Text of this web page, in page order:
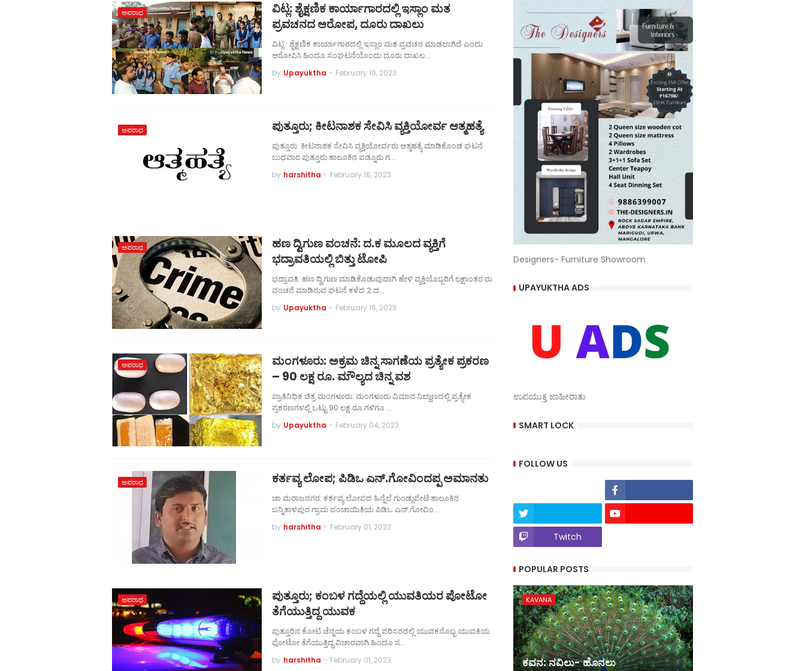
ಅಪರಾಧ
ವಿಟ್ಲ: ಶೈಕ್ಷಣಿಕ ಕಾರ್ಯಾಗಾರದಲ್ಲಿ ಇಸ್ಲಾಂ ಮತ
ಪ್ರವಚನದ ಆರೋಪ, ದೂರು ದಾಖಲು
ವಿಟ್ಲ : ಶೈಕ್ಷಣಿಕ ಕಾರ್ಯಾಗಾರದಲ್ಲಿ ಇಸ್ಲಾಂ ಮತ ಪ್ರವಚನ ಮಾಡಲಾಗಿದೆ ಎಂದು
ಆರೋಪಿಸಿ ಹಿಂದೂ ಸಂಘಟನೆಯೊಂದು ದೂರು ದಾಖಲ…
by Upayuktha - February 19, 2023
ಅಪರಾಧ ಪುತ್ತೂರು; ಕೀಟನಾಶಕ ಸೇವಿಸಿ ವ್ಯಕ್ತಿಯೋರ್ವ ಆತ್ಮಹತ್ಯೆ
ಪುತ್ತೂರು: ಕೀಟನಾಶಕ ಸೇವಿಸಿ ವ್ಯಕ್ತಿಯೋರ್ವರು ಆತ್ಮಹತ್ಯೆ ಮಾಡಿಕೊಂಡ ಘಟನೆ
ಬುಧವಾರ ಪುತ್ತೂರು ತಾಲೂಕಿನ ಪಡ್ನೂರು ಗ…
by harshitha - February 16, 2023
ಅಪರಾಧ
ಹಣ ದ್ವಿಗುಣ ವಂಚನೆ: ದ.ಕ ಮೂಲದ ವ್ಯಕ್ತಿಗೆ
ಭದ್ರಾವತಿಯಲ್ಲಿ ಬಿತ್ತು ಟೋಪಿ
ಭದ್ರಾವತಿ: ಹಣ ದ್ವಿಗುಣ ಮಾಡಿಕೊಡುವುದಾಗಿ ಹೇಳಿ ವ್ಯಕ್ತಿಯೊಬ್ಬರಿಗೆ ಲಕ್ಷಾಂತರ ರು.
ವಂಚನೆ ಮಾಡಿರುವ ಘಟನೆ ಕಳೆದ 2 ದ…
by Upayuktha - February 16, 2023
ಅಪರಾಧ
ಮಂಗಳೂರು: ಅಕ್ರಮ ಚಿನ್ನ ಸಾಗಣೆಯ ಪ್ರತ್ಯೇಕ ಪ್ರಕರಣ
– 90 ಲಕ್ಷ ರೂ. ಮೌಲ್ಯದ ಚಿನ್ನ ವಶ
ಪ್ರಾತಿನಿಧಿಕ ಚಿತ್ರ ಮಂಗಳೂರು: ಮಂಗಳೂರು ವಿಮಾನ ನಿಲ್ದಾಣದಲ್ಲಿ ಪ್ರತ್ಯೇಕ
ಪ್ರಕರಣಗಳಲ್ಲಿ ಒಟ್ಟು 90 ಲಕ್ಷ ರೂ.ಗಳಿಗೂ …
by Upayuktha - February 04, 2023
ಅಪರಾಧ ಕರ್ತವ್ಯ ಲೋಪ; ಪಿಡಿಒ ಎನ್.ಗೋವಿಂದಪ್ಪ ಅಮಾನತು
ಚಾ ಮರಾಜನಗರ: ಕರ್ತವ್ಯ ಲೋಪದ ಹಿನ್ನೆಲೆ ಗುಂಡ್ಲುಪೇಟೆ ತಾಲೂಕಿನ
ಬನ್ನಿತಾಳಪುರ ಗ್ರಾಮ ಪಂಚಾಯಿತಿಯ ಪಿಡಿಒ ಎನ್.ಗೋವಿಂ…
by harshitha - February 01, 2023
ಅಪರಾಧ
ಪುತ್ತೂರು; ಕಂಬಳ ಗದ್ದೆಯಲ್ಲಿ ಯುವತಿಯರ ಪೋಟೋ
ತೆಗೆಯುತ್ತಿದ್ದ ಯುವಕ
ಪುತ್ತೂರಿನ ಕೋಟಿ ಚೆನ್ನಯ ಕಂಬಳ ಗದ್ದೆ ಪರಿಸರದಲ್ಲಿ ಯುವಕನೊಬ್ಬ ಯುವತಿಯ
ಫೋಟೋ ತೆಗೆಯುತ್ತಿದ್ದ ವಿಚಾರವಾಗಿ ಹಿಂದೂ ಸ…
by harshitha - February 01, 2023
Designers- Furniture Showroom
UPAYUKTHA ADS
ಉಪಯುಕ್ತ ಜಾಹೀರಾತು
SMART LOCK
FOLLOW US
Twitch
POPULAR POSTS
KAVANA
ಕವನ: ನವಿಲು- ಹೊನಲು